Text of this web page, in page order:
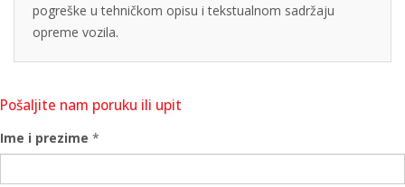
pogreške u tehničkom opisu i tekstualnom sadržaju
opreme vozila.
Pošaljite nam poruku ili upit
Ime i prezime *